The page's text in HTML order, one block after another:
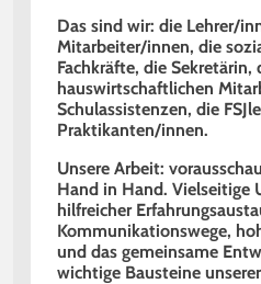
Das sind wir: die Lehrer/
Mitarbeiter/innen, die
Fachkräfte, die
hauswirtschaftlichen
Schulassistenzen, die
Praktikanten/innen.
Unsere Arbeit:
Hand in Hand. Vielseitige
hilfreicher
Kommunikationswege,
und das gemeinsame
wichtige Bausteine
Streitschlichtung
Soziale Arbeit
Begabungsförderung